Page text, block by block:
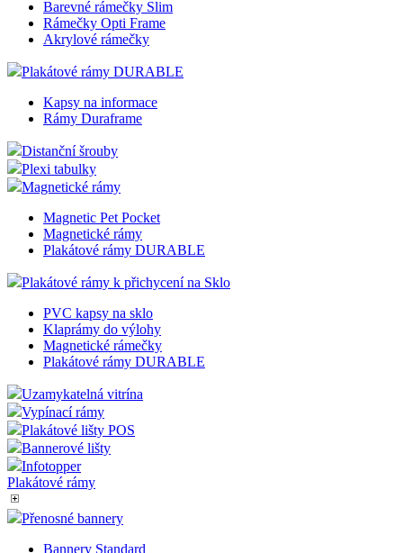
Rámy Ocelový efekt
Rámy Double Color
Rámečky Opti Frame
Foto rámečky
Barevné rámečky Slim
Rámečky Opti Frame
Plakátové rámy DURABLE
Kapsy na informace
Rámy Duraframe
Distanční šrouby
Magnetické rámy
Magnetic Pet Pocket
Magnetické rámy
Plakátové rámy DURABLE
PVC kapsy na sklo
Klaprámy do výlohy
Magnetické rámečky
Plakátové rámy DURABLE
Uzamykatelná vitrína
Plakátové lišty POS
Bannerové lišty